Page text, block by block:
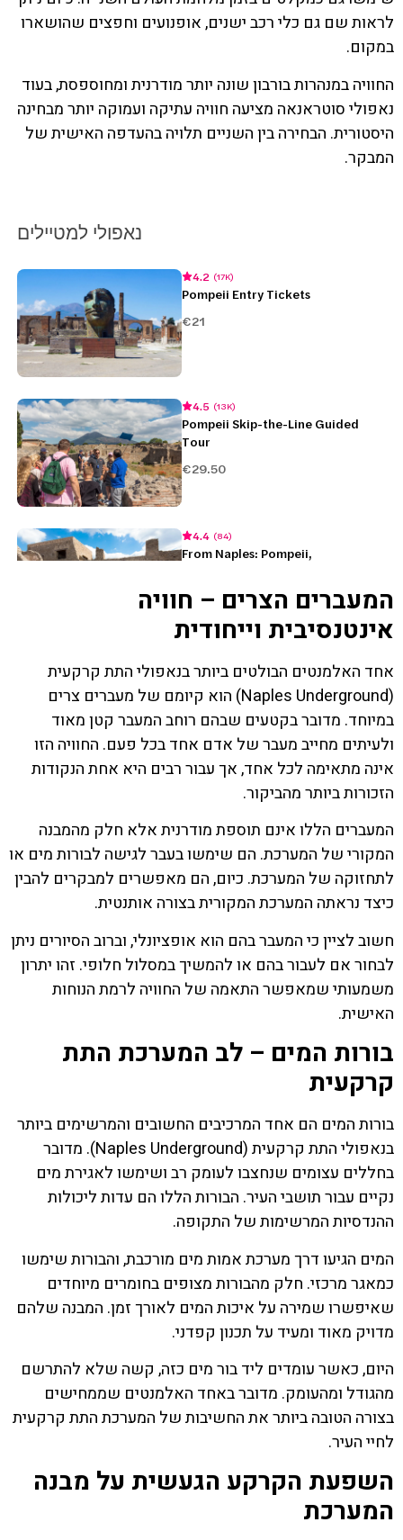
לראות שם גם כלי רכב ישנים, אופנועים וחפצים שהושארו
במקום.
החוויה במנהרות בורבון שונה יותר מודרנית ומחוספסת, בעוד
נאפולי סוטראנאה מציעה חוויה עתיקה ועמוקה יותר מבחינה
היסטורית. הבחירה בין השניים תלויה בהעדפה האישית של
המבקר.
המעברים הצרים – חוויה
אינטנסיבית וייחודית
אחד האלמנטים הבולטים ביותר בנאפולי התת קרקעית
(Naples Underground) הוא קיומם של מעברים צרים
במיוחד. מדובר בקטעים שבהם רוחב המעבר קטן מאוד
ולעיתים מחייב מעבר של אדם אחד בכל פעם. החוויה הזו
אינה מתאימה לכל אחד, אך עבור רבים היא אחת הנקודות
הזכורות ביותר מהביקור.
המעברים הללו אינם תוספת מודרנית אלא חלק מהמבנה
המקורי של המערכת. הם שימשו בעבר לגישה לבורות מים או
לתחזוקה של המערכת. כיום, הם מאפשרים למבקרים להבין
כיצד נראתה המערכת המקורית בצורה אותנטית.
חשוב לציין כי המעבר בהם הוא אופציונלי, וברוב הסיורים ניתן
לבחור אם לעבור בהם או להמשיך במסלול חלופי. זהו יתרון
משמעותי שמאפשר התאמה של החוויה לרמת הנוחות
האישית.
בורות המים – לב המערכת התת
קרקעית
בורות המים הם אחד המרכיבים החשובים והמרשימים ביותר
בנאפולי התת קרקעית (Naples Underground). מדובר
בחללים עצומים שנחצבו לעומק רב ושימשו לאגירת מים
נקיים עבור תושבי העיר. הבורות הללו הם עדות ליכולות
ההנדסיות המרשימות של התקופה.
המים הגיעו דרך מערכת אמות מים מורכבת, והבורות שימשו
כמאגר מרכזי. חלק מהבורות מצופים בחומרים מיוחדים
שאיפשרו שמירה על איכות המים לאורך זמן. המבנה שלהם
מדויק מאוד ומעיד על תכנון קפדני.
היום, כאשר עומדים ליד בור מים כזה, קשה שלא להתרשם
מהגודל ומהעומק. מדובר באחד האלמנטים שממחישים
בצורה הטובה ביותר את החשיבות של המערכת התת קרקעית
לחיי העיר.
השפעת הקרקע הגעשית על מבנה
המערכת